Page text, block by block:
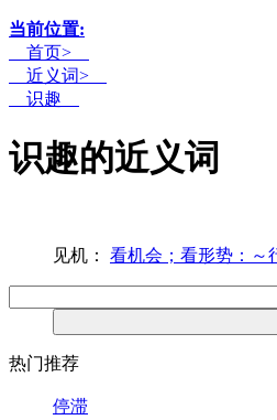
当前位置:
首页>
近义词>
识趣
识趣的近义词
见机： 看机会；看形势：～
热门推荐
停滞